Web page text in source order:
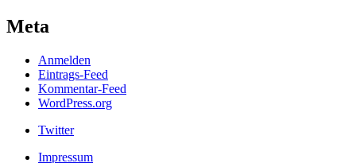
Meta
Anmelden
Eintrags-Feed
Kommentar-Feed
WordPress.org
Twitter
Impressum